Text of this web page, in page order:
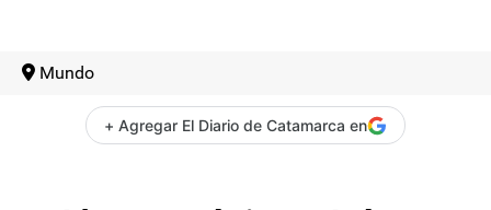
Mundo
+ Agregar El Diario de Catamarca en